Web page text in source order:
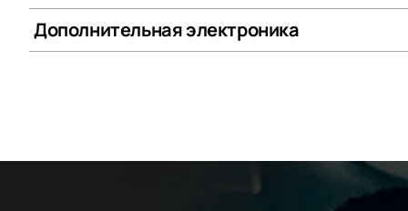
Дополнительная электроника